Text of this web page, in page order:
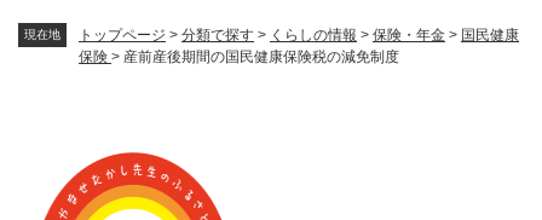
現在地 トップページ > 分類で探す > くらしの情報 > 保険・年金 > 国民健康
保険 > 産前産後期間の国民健康保険税の減免制度